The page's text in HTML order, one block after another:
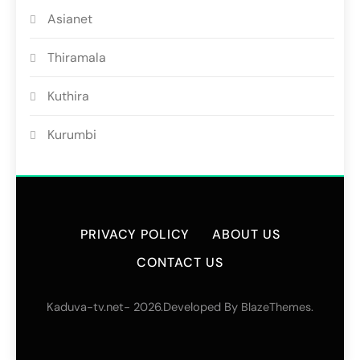
Asianet
Thiramala
Kuthira
Kurumbi
PRIVACY POLICY
ABOUT US
CONTACT US
Kaduva-tv.net- 2026.Developed By BlazeThemes.